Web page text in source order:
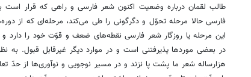
طالب لقمان درباره وضعیت اکنون شعر فارسی و راهی که قرار
فارسی حالا مرحله‌ تحوّل و دگرگونی را طی می‌کند، مرحله‌ای که از
این مرحله یا روزگار شعر فارسی نقطه‌های ضعف و قوّت خود را دارد
در بعضی موردها پذیرفتنی است و در موارد دیگر غیرقابل قبول.
هزارساله‌ شعر ما پشت پا نزند و در مسیر نوجویی و نوآوری‌ها از حدّ